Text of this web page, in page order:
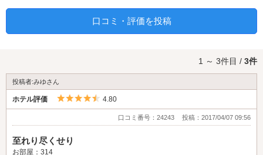
口コミ・評価を投稿
1 ～ 3件目 / 3件
投稿者:みゆさん
ホテル評価 5つ星のうち4.5
4.80
口コミ番号：24243 投稿：2017/04/07 09:56
至れり尽くせり
お部屋：314